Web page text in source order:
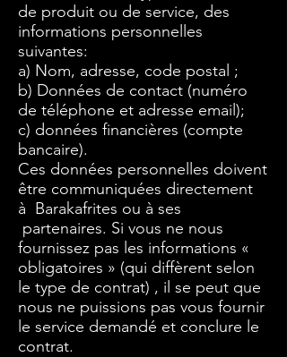
de produit ou de service, des
informations personnelles
suivantes:
a) Nom, adresse, code postal ;
b) Données de contact (numéro
de téléphone et adresse email);
c) données financières (compte
bancaire).
Ces données personnelles doivent
être communiquées directement
à Barakafrites ou à ses
partenaires. Si vous ne nous
fournissez pas les informations «
obligatoires » (qui diffèrent selon
le type de contrat) , il se peut que
nous ne puissions pas vous fournir
le service demandé et conclure le
contrat.